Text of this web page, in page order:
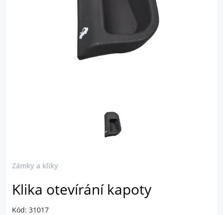
Zámky a kliky
Klika otevírání kapoty
Kód: 31017